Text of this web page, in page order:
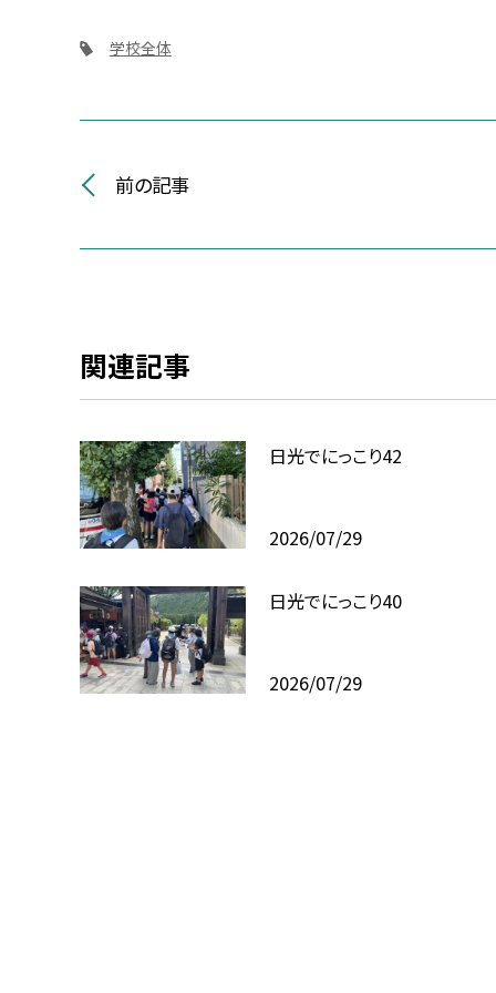
学校全体
前の記事
関連記事
日光でにっこり42
2026/07/29
日光でにっこり40
2026/07/29